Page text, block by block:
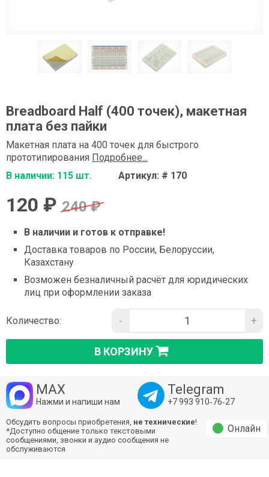
Breadboard Half (400 точек), макетная
плата без пайки
Макетная плата на 400 точек для быстрого
прототипирования Подробнее...
В наличии: 115 шт.
Артикул: # 170
120 ₽ 240 ₽
В наличии и готов к отправке!
Доставка товаров по России, Белоруссии,
Казахстану
Возможен безналичный расчёт для юридических
лиц при оформлении заказа
Количество: - +
В КОРЗИНУ
MAX
Нажми и напиши нам
Telegram
+7 993 910‑76‑27
Обсудить вопросы приобретения, не технические!
*Доступно общение только текстовыми
сообщениями, звонки и аудио сообщения не
обслуживаются
Онлайн